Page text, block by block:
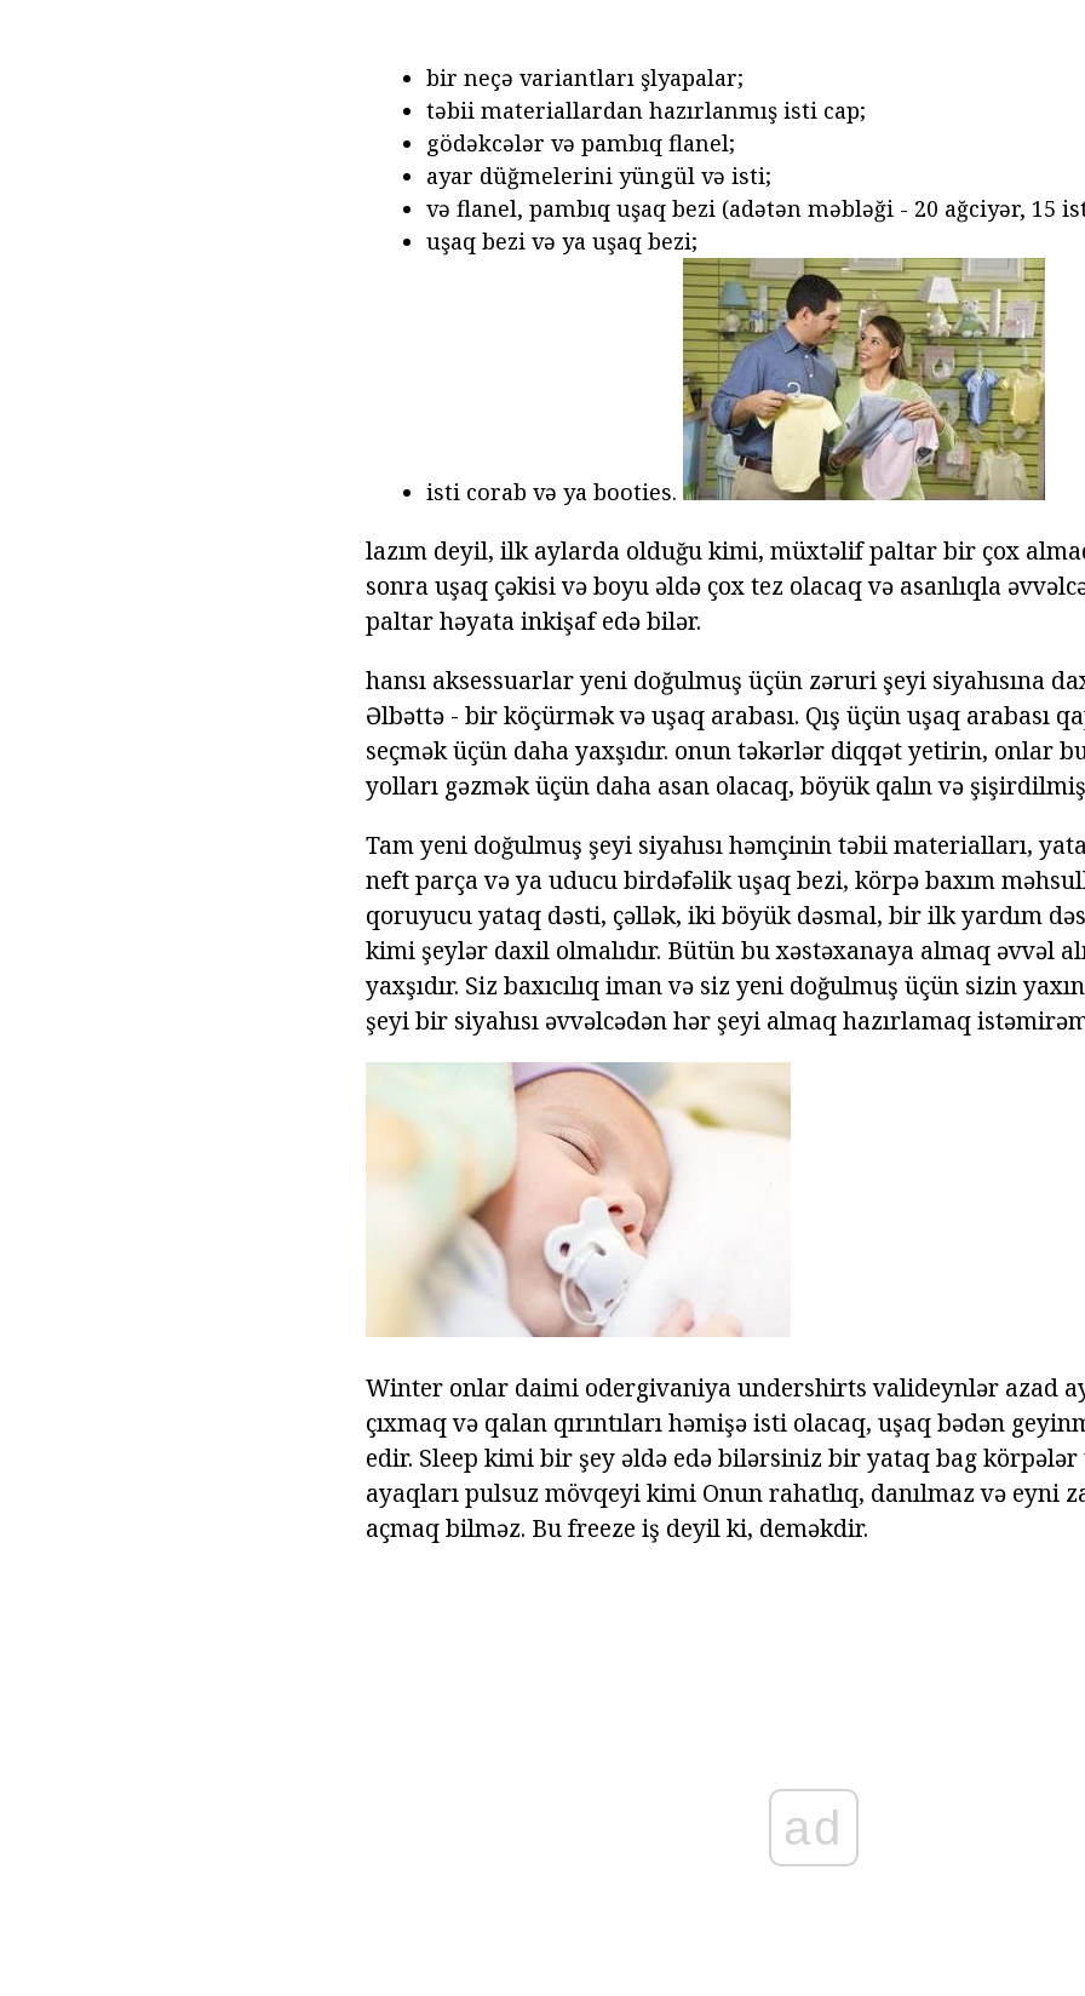
bir neçə variantları şlyapalar;
təbii materiallardan hazırlanmış isti cap;
gödəkcələr və pambıq flanel;
ayar düğmelerini yüngül və isti;
və flanel, pambıq uşaq bezi (adətən məbləği - 20 ağciyər, 15
uşaq bezi və ya uşaq bezi;
isti corab və ya booties.
lazım deyil, ilk aylarda olduğu kimi, müxtəlif paltar bir çox
sonra uşaq çəkisi və boyu əldə çox tez olacaq və asanlıqla
paltar həyata inkişaf edə bilər.
hansı aksessuarlar yeni doğulmuş üçün zəruri şeyi siyahısına
Əlbəttə - bir köçürmək və uşaq arabası. Qış üçün uşaq arabası
seçmək üçün daha yaxşıdır. onun təkərlər diqqət yetirin, onlar
yolları gəzmək üçün daha asan olacaq, böyük qalın və
Tam yeni doğulmuş şeyi siyahısı həmçinin təbii materialları,
neft parça və ya uducu birdəfəlik uşaq bezi, körpə baxım
qoruyucu yataq dəsti, çəllək, iki böyük dəsmal, bir ilk yardım
kimi şeylər daxil olmalıdır. Bütün bu xəstəxanaya almaq əvvəl
yaxşıdır. Siz baxıcılıq iman və siz yeni doğulmuş üçün sizin
şeyi bir siyahısı əvvəlcədən hər şeyi almaq hazırlamaq
Winter onlar daimi odergivaniya undershirts valideynlər azad
çıxmaq və qalan qırıntıları həmişə isti olacaq, uşaq bədən
edir. Sleep kimi bir şey əldə edə bilərsiniz bir yataq bag
ayaqları pulsuz mövqeyi kimi Onun rahatlıq, danılmaz və eyni
açmaq bilməz. Bu freeze iş deyil ki, deməkdir.
ad